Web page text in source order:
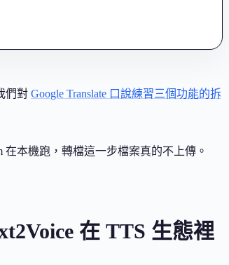
們對 Google Translate 口說練習三個功能的拆
在本機跑，轉檔這一步檔案真的不上傳。
在 TTS 生態裡